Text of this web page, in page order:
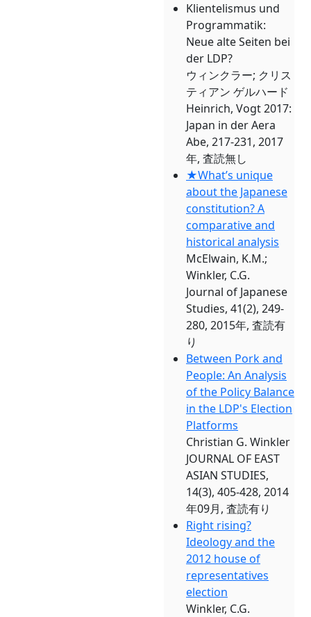
Klientelismus und
Programmatik:
Neue alte Seiten bei
der LDP?
ウィンクラー; クリス
ティアン ゲルハード
Heinrich, Vogt 2017:
Japan in der Aera
Abe, 217-231, 2017
年, 査読無し
★What’s unique
about the Japanese
constitution? A
comparative and
historical analysis
McElwain, K.M.;
Winkler, C.G.
Journal of Japanese
Studies, 41(2), 249-
280, 2015年, 査読有
り
Between Pork and
People: An Analysis
of the Policy Balance
in the LDP's Election
Platforms
Christian G. Winkler
JOURNAL OF EAST
ASIAN STUDIES,
14(3), 405-428, 2014
年09月, 査読有り
Right rising?
Ideology and the
2012 house of
representatives
election
Winkler, C.G.